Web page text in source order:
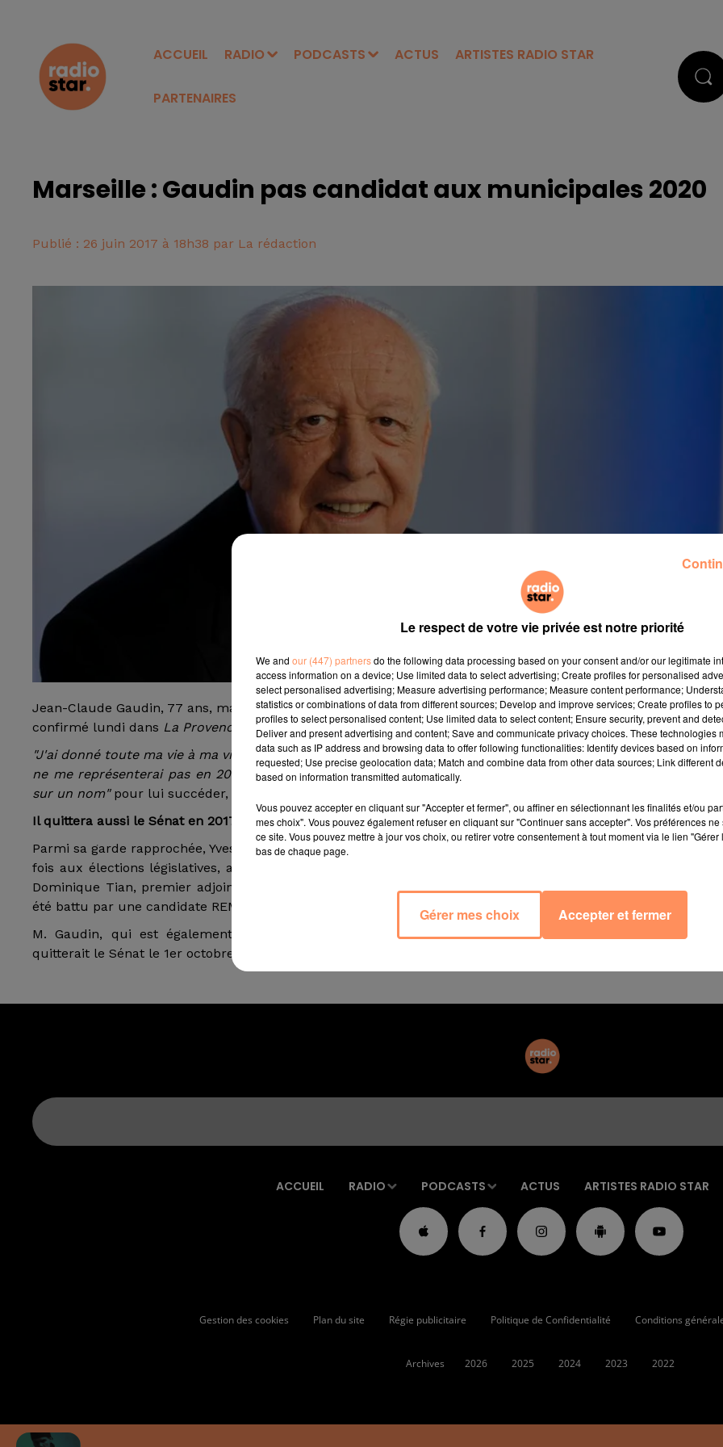
ACCUEIL RADIO PODCASTS ACTUS ARTISTES RADIO STAR
PARTENAIRES
Marseille : Gaudin pas candidat aux municipales 2020
Publié : 26 juin 2017 à 18h38 par La rédaction
Jean-Claude Gaudin, 77 ans, maire (LR) de Marseille depuis 1995 et réélu en 2014 pour un quatrième
confirmé lundi dans La Provence
qu'il ne se représenterait pas aux municipales en 2020.
"J'ai donné toute ma vie à ma ville de Marseille mais il y a un moment où il faut s'arrêter J'ai donc décidé
ne me représenterai pas en 2020",
déclare-t-il dans cet entretien."Que d'ici là mes amis se mettent
sur un nom"pour lui succéder, ajoute M. Gaudin.
Il quittera aussi le Sénat en 2017
Parmi sa garde rapprochée, Yves Moraine, président du groupe LR à la mairie qui se présentait pour la
fois aux élections législatives, a été éliminé dès le 1er tour dans la 5e circonscription des Bouches-du-
Dominique Tian, premier adjoint LR de M. Gaudin, qui se représentait dans la 2e circonscription, a
été battu par une candidate REM.
M. Gaudin, qui est également président de la métropole Marseille-Aix-Provence avait déjà annoncé
quitterait le Sénat le 1er octobre 2017 en raison de l'interdiction du cumul de mandat.
ACCUEIL RADIO PODCASTS ACTUS ARTISTES RADIO STAR
Gestion des cookies Plan du site Régie publicitaire Politique de Confidentialité Conditions
Archives 2026 2025 2024 2023 2022
Le respect de votre vie privée est notre priorité
We and our (447) partnersdo the following data processing based on your consent and/or our legitimate
access information on a device; Use limited data to select advertising; Create profiles for personalised
select personalised advertising; Measure advertising performance; Measure content performance;
statistics or combinations of data from different sources; Develop and improve services; Create profiles to
profiles to select personalised content; Use limited data to select content; Ensure security, prevent and
Deliver and present advertising and content; Save and communicate privacy choices. These technologies
data such as IP address and browsing data to offer following functionalities: Identify devices based on
requested; Use precise geolocation data; Match and combine data from other data sources; Link different
based on information transmitted automatically.
Vous pouvez accepter en cliquant sur "Accepter et fermer", ou affiner en sélectionnant les finalités et/ou
mes choix". Vous pouvez également refuser en cliquant sur "Continuer sans accepter". Vos préférences
ce site. Vous pouvez mettre à jour vos choix, ou retirer votre consentement à tout moment via le lien
bas de chaque page.
Gérer mes choix Accepter et fermer